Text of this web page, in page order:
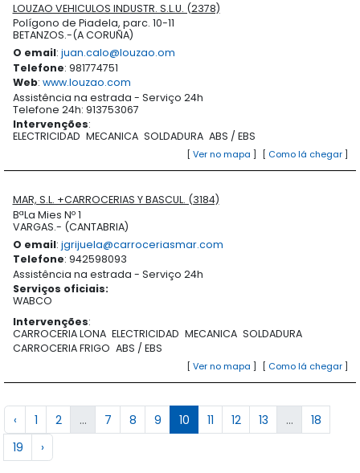
LOUZAO VEHICULOS INDUSTR. S.L.U. (2378)
Polígono de Piadela, parc. 10-11
BETANZOS.-(A CORUÑA)
O email: juan.calo@louzao.om
Telefone: 981774751
Web: www.louzao.com
Assistência na estrada - Serviço 24h
Telefone 24h: 913753067
Intervenções:
ELECTRICIDAD MECANICA SOLDADURA ABS / EBS
[ Como lá chegar]
[ Ver no mapa ]
MAR, S.L. +CARROCERIAS Y BASCUL. (3184)
BªLa Mies Nº 1
VARGAS.- (CANTABRIA)
O email: jgrijuela@carroceriasmar.com
Telefone: 942598093
Assistência na estrada - Serviço 24h
Serviços oficiais:
WABCO
Intervenções:
CARROCERIA LONA ELECTRICIDAD MECANICA SOLDADURA
CARROCERIA FRIGO ABS / EBS
[ Como lá chegar]
[ Ver no mapa ]
‹ 1 2 ... 7 8 9 10 11 12 13 ...
18
19
›